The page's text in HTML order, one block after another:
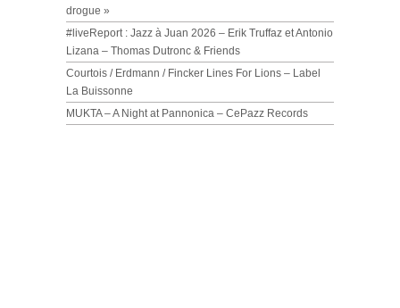
drogue »
#liveReport : Jazz à Juan 2026 – Erik Truffaz et Antonio
Lizana – Thomas Dutronc & Friends
Courtois / Erdmann / Fincker Lines For Lions – Label
La Buissonne
MUKTA – A Night at Pannonica – CePazz Records